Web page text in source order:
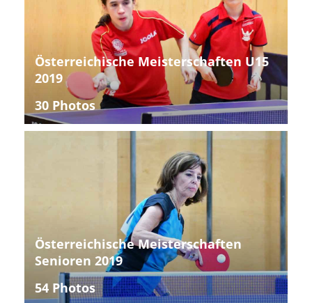
Österreichische Meisterschaften U15
2019
30 Photos
Österreichische Meisterschaften
Senioren 2019
54 Photos